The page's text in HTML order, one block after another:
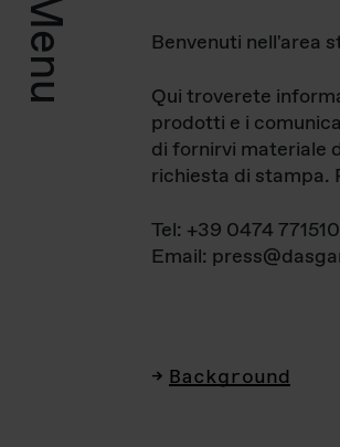
Menu Benvenuti nell'area
Qui troverete
prodotti e i
di fornirvi materiale
richiesta di stampa.
Tel: +39 0474 771510
Email:
Background